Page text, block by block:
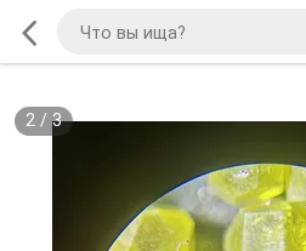
2/ 3